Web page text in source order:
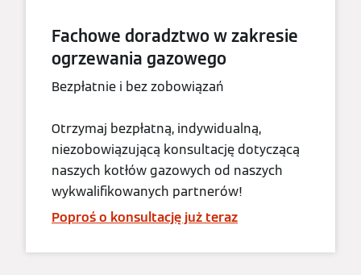
Fachowe doradztwo w zakresie
ogrzewania gazowego
Bezpłatnie i bez zobowiązań
Otrzymaj bezpłatną, indywidualną,
niezobowiązującą konsultację dotyczącą
naszych kotłów gazowych od naszych
wykwalifikowanych partnerów!
Poproś o konsultację już teraz